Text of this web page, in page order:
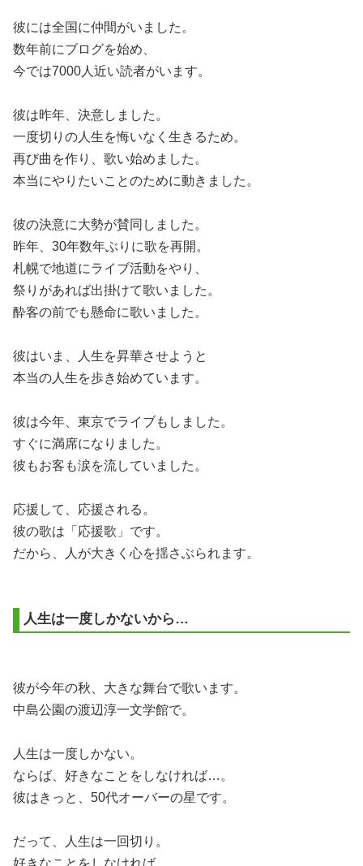
彼には全国に仲間がいました。
数年前にブログを始め、
今では7000人近い読者がいます。
彼は昨年、決意しました。
一度切りの人生を悔いなく生きるため。
再び曲を作り、歌い始めました。
本当にやりたいことのために動きました。
彼の決意に大勢が賛同しました。
昨年、30年数年ぶりに歌を再開。
札幌で地道にライブ活動をやり、
祭りがあれば出掛けて歌いました。
酔客の前でも懸命に歌いました。
彼はいま、人生を昇華させようと
本当の人生を歩き始めています。
彼は今年、東京でライブもしました。
すぐに満席になりました。
彼もお客も涙を流していました。
応援して、応援される。
彼の歌は「応援歌」です。
だから、人が大きく心を揺さぶられます。
人生は一度しかないから…
彼が今年の秋、大きな舞台で歌います。
中島公園の渡辺淳一文学館で。
人生は一度しかない。
ならば、好きなことをしなければ…。
彼はきっと、50代オーバーの星です。
だって、人生は一回切り。
好きなことをしなければ